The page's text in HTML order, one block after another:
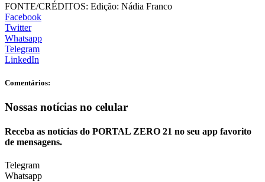
FONTE/CRÉDITOS: Edição: Nádia Franco
Facebook
Twitter
Whatsapp
Telegram
LinkedIn
Comentários:
Nossas notícias no celular
Receba as notícias do PORTAL ZERO 21 no seu app favorito
de mensagens.
Telegram
Whatsapp